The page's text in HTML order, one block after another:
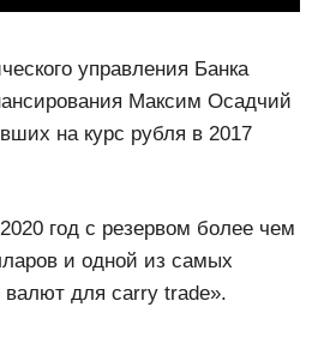
управления Банка
Максим Осадчий
на курс рубля в 2017
год с резервом более чем
и одной из самых
для carry trade».